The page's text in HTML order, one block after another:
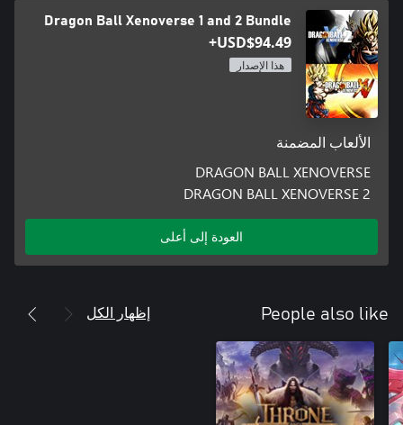
Dragon Ball Xenoverse 1 and 2 Bundle
USD$94.49+
هذا الإصدار
الألعاب المضمنة
DRAGON BALL XENOVERSE
DRAGON BALL XENOVERSE 2
العودة إلى أعلى
People also like إظهار الكل